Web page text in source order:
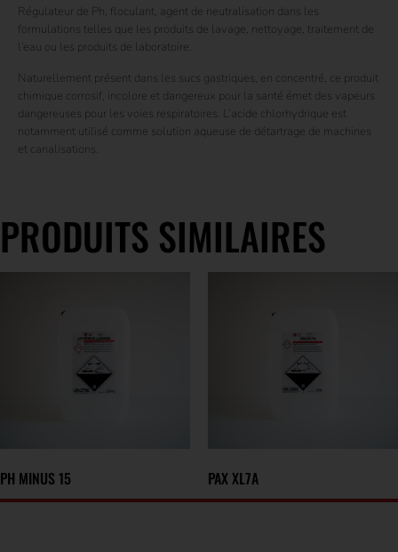
Régulateur de Ph, floculant, agent de neutralisation dans les
formulations telles que les produits de lavage, nettoyage, traitement de
l’eau ou les produits de laboratoire.
Naturellement présent dans les sucs gastriques, en concentré, ce produit
chimique corrosif, incolore et dangereux pour la santé émet des vapeurs
dangereuses pour les voies respiratoires. L’acide chlorhydrique est
notamment utilisé comme solution aqueuse de détartrage de machines
et canalisations.
PRODUITS SIMILAIRES
PH MINUS 15 PAX XL7A